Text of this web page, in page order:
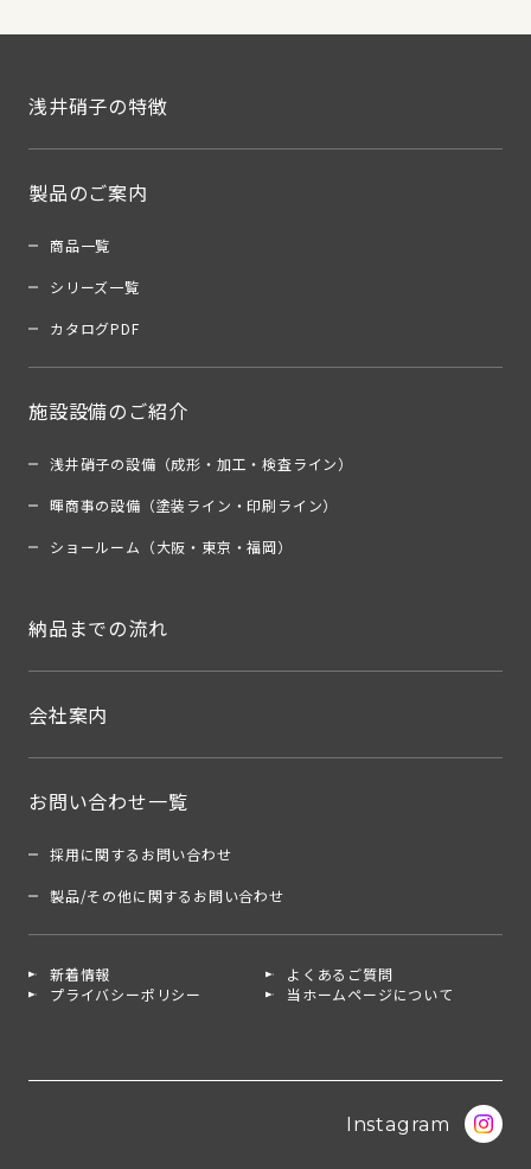
浅井硝子の特徴
製品のご案内
商品一覧
シリーズ一覧
カタログPDF
施設設備のご紹介
浅井硝子の設備（成形・加工・検査ライン）
暉商事の設備（塗装ライン・印刷ライン）
ショールーム（大阪・東京・福岡）
納品までの流れ
会社案内
お問い合わせ一覧
採用に関するお問い合わせ
製品/その他に関するお問い合わせ
新着情報
よくあるご質問
プライバシーポリシー
当ホームページについて
Instagram